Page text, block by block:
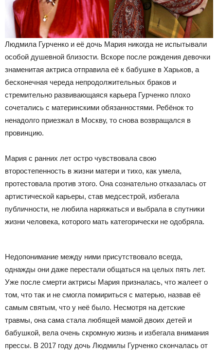
Людмила Гурченко и её дочь Мария никогда не испытывали
особой душевной близости. Вскоре после рождения девочки
знаменитая актриса отправила её к бабушке в Харьков, а
бесконечная череда непродолжительных браков и
стремительно развивающаяся карьера Гурченко плохо
сочетались с материнскими обязанностями. Ребёнок то
ненадолго приезжал в Москву, то снова возвращался в
провинцию.
Мария с ранних лет остро чувствовала свою
второстепенность в жизни матери и тихо, как умела,
протестовала против этого. Она сознательно отказалась от
артистической карьеры, став медсестрой, избегала
публичности, не любила наряжаться и выбрала в спутники
жизни человека, которого мать категорически не одобряла.
Недопонимание между ними присутствовало всегда,
однажды они даже перестали общаться на целых пять лет.
Уже после смерти актрисы Мария призналась, что жалеет о
том, что так и не смогла помириться с матерью, назвав её
самым святым, что у неё было. Несмотря на детские
травмы, она сама стала любящей мамой двоих детей и
бабушкой, вела очень скромную жизнь и избегала внимания
прессы. В 2017 году дочь Людмилы Гурченко скончалась от